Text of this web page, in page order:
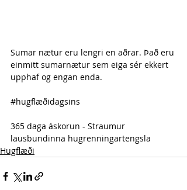
Sumar nætur eru lengri en aðrar. Það eru
einmitt sumarnætur sem eiga sér ekkert
upphaf og engan enda.
#hugflæðidagsins
365 daga áskorun - Straumur
lausbundinna hugrenningartengsla
Hugflæði